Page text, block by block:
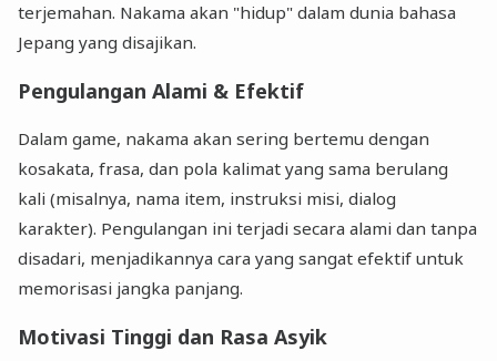
terjemahan. Nakama akan "hidup" dalam dunia bahasa
Jepang yang disajikan.
Pengulangan Alami & Efektif
Dalam game, nakama akan sering bertemu dengan
kosakata, frasa, dan pola kalimat yang sama berulang
kali (misalnya, nama item, instruksi misi, dialog
karakter). Pengulangan ini terjadi secara alami dan tanpa
disadari, menjadikannya cara yang sangat efektif untuk
memorisasi jangka panjang.
Motivasi Tinggi dan Rasa Asyik